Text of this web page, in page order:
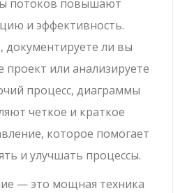
потоков повышают
и эффективность.
документируете ли вы
проект или анализируете
процесс, диаграммы
четкое и краткое
которое помогает
и улучшать процессы.
— это мощная техника